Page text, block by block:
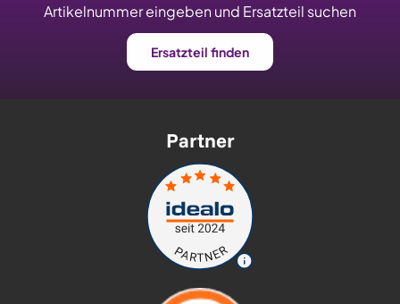
Artikelnummer eingeben und Ersatzteil suchen
Ersatzteil finden
Partner